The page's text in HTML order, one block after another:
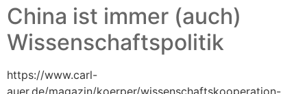
China ist immer (auch)
Wissenschaftspolitik
https://www.carl-